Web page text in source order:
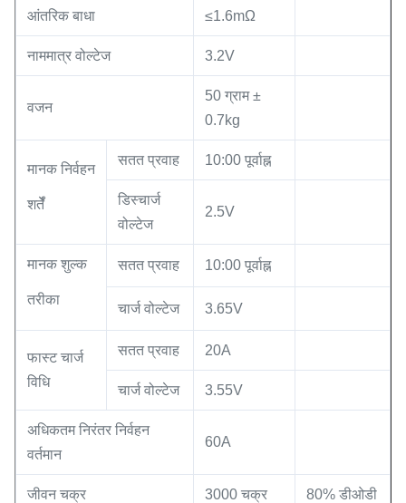
आंतरिक बाधा ≤1.6mΩ
नाममात्र वोल्टेज 3.2V
वजन
50 ग्राम ±
0.7kg
मानक निर्वहन
शर्तेँ
सतत प्रवाह 10:00 पूर्वाह्न
डिस्चार्ज
वोल्टेज
2.5V
मानक शुल्क
तरीका
सतत प्रवाह 10:00 पूर्वाह्न
चार्ज वोल्टेज 3.65V
फास्ट चार्ज
विधि
सतत प्रवाह 20A
चार्ज वोल्टेज 3.55V
अधिकतम निरंतर निर्वहन
वर्तमान
60A
जीवन चक्र 3000 चक्र 80% डीओडी